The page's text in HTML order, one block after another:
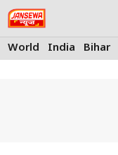
Skip
to
content
World India Bihar